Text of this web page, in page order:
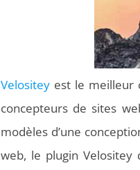
Velositeyest le meilleur
concepteurs de sites
modèles d’une
web, le plugin